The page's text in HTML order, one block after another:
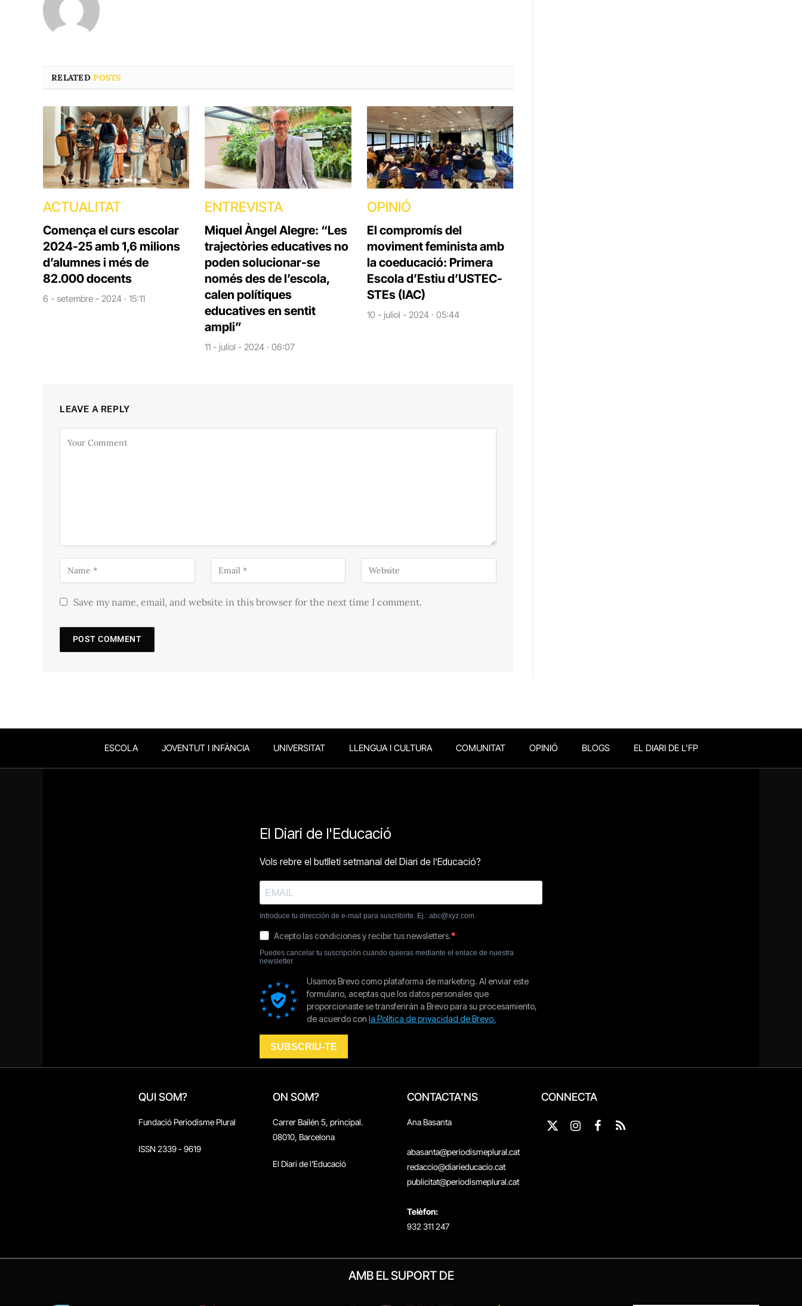
RELATEDPOSTS
ACTUALITAT
Comença el curs escolar
2024-25 amb 1,6 milions
d’alumnes i més de
82.000 docents
6 - setembre - 2024 · 15:11
ENTREVISTA
Miquel Àngel Alegre: “Les
trajectòries educatives no
poden solucionar-se
només des de l’escola,
calen polítiques
educatives en sentit
ampli”
11 - juliol - 2024 · 06:07
OPINIÓ
El compromís del
moviment feminista amb
la coeducació: Primera
Escola d’Estiu d’USTEC-
STEs (IAC)
10 - juliol - 2024 · 05:44
LEAVE A REPLY
Save my name, email, and website in this browser for the next time I comment.
ESCOLA JOVENTUT I INFÀNCIA UNIVERSITAT LLENGUA I CULTURA COMUNITAT OPINIÓ BLOGS EL DIARI DE L’FP
QUI SOM?
Fundació Periodisme Plural
ISSN 2339 - 9619
ON SOM?
Carrer Bailén 5, principal.
08010, Barcelona
El Diari de l'Educació
CONTACTA'NS
Ana Basanta
abasanta@periodismeplural.cat
redaccio@diarieducacio.cat
publicitat@periodismeplural.cat
Telèfon:
932 311 247
CONNECTA
X
Instagram
Facebook
RSS
AMB EL SUPORT DE